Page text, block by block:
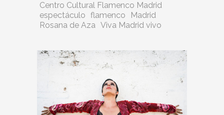
Centro Cultural Flamenco Madrid
espectáculo flamenco
Madrid
Rosana de Aza Viva Madrid vivo